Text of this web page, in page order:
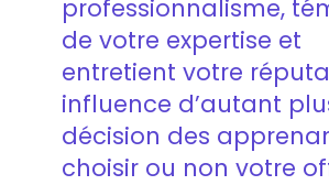
professionnalisme,
de votre expertise et
entretient votre
influence d’autant
décision des
choisir ou non votre